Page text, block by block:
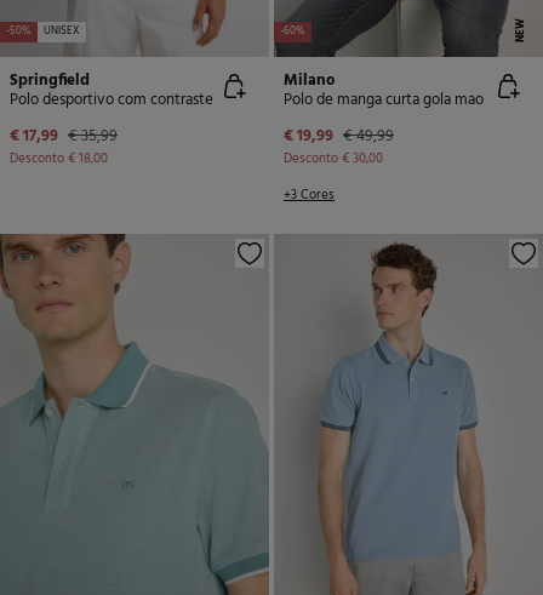
-50% UNISEX
Springfield
Polo desportivo com contraste
€ 17,99 € 35,99
Desconto€ 18,00
-60% NEW
Milano
Polo de manga curta gola mao
€ 19,99 € 49,99
Desconto€ 30,00
+3 Cores